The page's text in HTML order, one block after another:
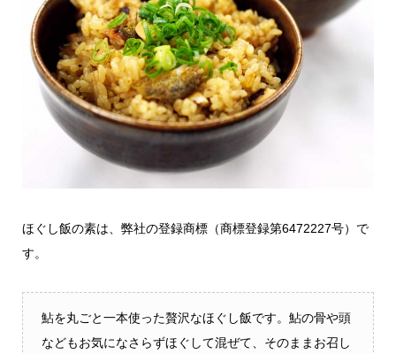
ほぐし飯の素は、弊社の登録商標（商標登録第6472227号）で
す。
鮎を丸ごと一本使った贅沢なほぐし飯です。鮎の骨や頭
などもお気になさらずほぐして混ぜて、そのままお召し